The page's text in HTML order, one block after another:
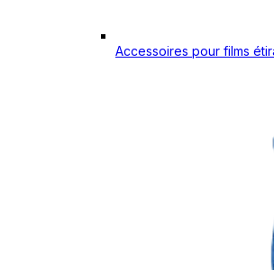
Accessoires pour films